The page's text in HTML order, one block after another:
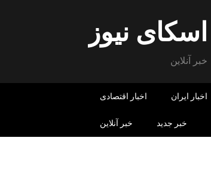
اسکای نیوز
خبر آنلاین
اخبار اقتصادی اخبار ایران
خبر آنلاین خبر جدید